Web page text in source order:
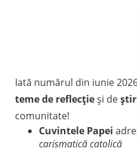
Iată numărul din iunie
teme de reflecțieși de
comunitate!
Cuvintele Papei
carismatică catolică